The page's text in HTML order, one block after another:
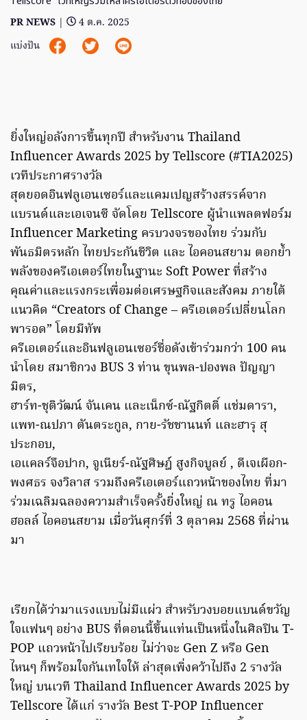
PR NEWS |
4 ต.ค. 2025
แบ่งปัน
ยิ่งใหญ่อลังการขึ้นทุกปี สำหรับงาน Thailand
Influencer Awards 2025 by Tellscore (#TIA2025)
เวทีประกาศรางวัล
สุดยอดอินฟลูเอนเซอร์และแคมเปญสร้างสรรค์จาก
แบรนด์และเอเจนซี จัดโดย Tellscore ผู้นำแพลตฟอร์ม
Influencer Marketing ครบวงจรของไทย ร่วมกับ
พันธมิตรหลัก ไทยประกันชีวิต และ ไอคอนสยาม ตอกย้ำ
พลังของครีเอเตอร์ไทยในฐานะ Soft Power ที่สร้าง
คุณค่าและแรงกระเพื่อมต่อเศรษฐกิจและสังคม ภายใต้
แนวคิด “Creators of Change – ครีเอเตอร์เปลี่ยนโลก
พารอด” โดยมีทัพ
ครีเอเตอร์และอินฟลูเอนเซอร์ชื่อดังเข้าร่วมกว่า 100 คน
นำโดย สมาชิกวง BUS 3 ท่าน ขุนพล-ปองพล ปัญญา
มิตร,
ฮาร์ท-ชุติวัฒน์ จันเคน และเน็กซ์-ณัฐกิตติ์ แช่มดารา,
แพท-ณปภา ตันตระกูล, กาย-รัชชานนท์ และฮารุ สุ
ประกอบ,
เอแคลร์จือปาก, จูเนียร์-ณัฐศิษฎ์ สูงกิจบูลย์ , ดีเจเผือก-
พงศธร จงวิลาส รวมถึงครีเอเตอร์แถวหน้าของไทย ที่มา
ร่วมเฉลิมฉลองความสำเร็จครั้งยิ่งใหญ่ ณ ทรู ไอคอน
ฮอลล์ ไอคอนสยาม เมื่อวันศุกร์ที่ 3 ตุลาคม 2568 ที่ผ่าน
มา
เรียกได้ว่ามาแรงแบบไม่มีแผ่ว สำหรับวงบอยแบนด์ขวัญ
ใจแฟนๆ อย่าง BUS ที่ตอนนี้ขึ้นแท่นเป็นหนึ่งในศิลปิน T-
POP แถวหน้าไปเรียบร้อย ไม่ว่าจะ Gen Z หรือ Gen
ไหนๆ ก็พร้อมใจกันเทใจให้ ล่าสุดเพิ่งคว้าไปถึง 2 รางวัล
ใหญ่ บนเวที Thailand Influencer Awards 2025 by
Tellscore ได้แก่ รางวัล Best T-POP Influencer